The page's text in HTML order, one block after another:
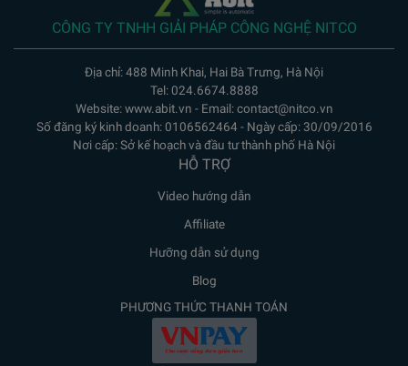
CÔNG TY TNHH GIẢI PHÁP CÔNG NGHỆ NITCO
Địa chỉ: 488 Minh Khai, Hai Bà Trưng, Hà Nội
Tel: 024.6674.8888
Website: www.abit.vn - Email: contact@nitco.vn
Số đăng ký kinh doanh: 0106562464 - Ngày cấp: 30/09/2016
Nơi cấp: Sở kế hoạch và đầu tư thành phố Hà Nội
HỖ TRỢ
Video hướng dẫn
Affiliate
Hưỡng dẫn sử dụng
Blog
PHƯƠNG THỨC THANH TOÁN